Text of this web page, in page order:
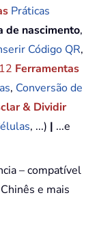
Práticas
de nascimento,
Código QR,
12 Ferramentas
, Conversão de
& Dividir
, ...) | ...e
– compatível
e mais